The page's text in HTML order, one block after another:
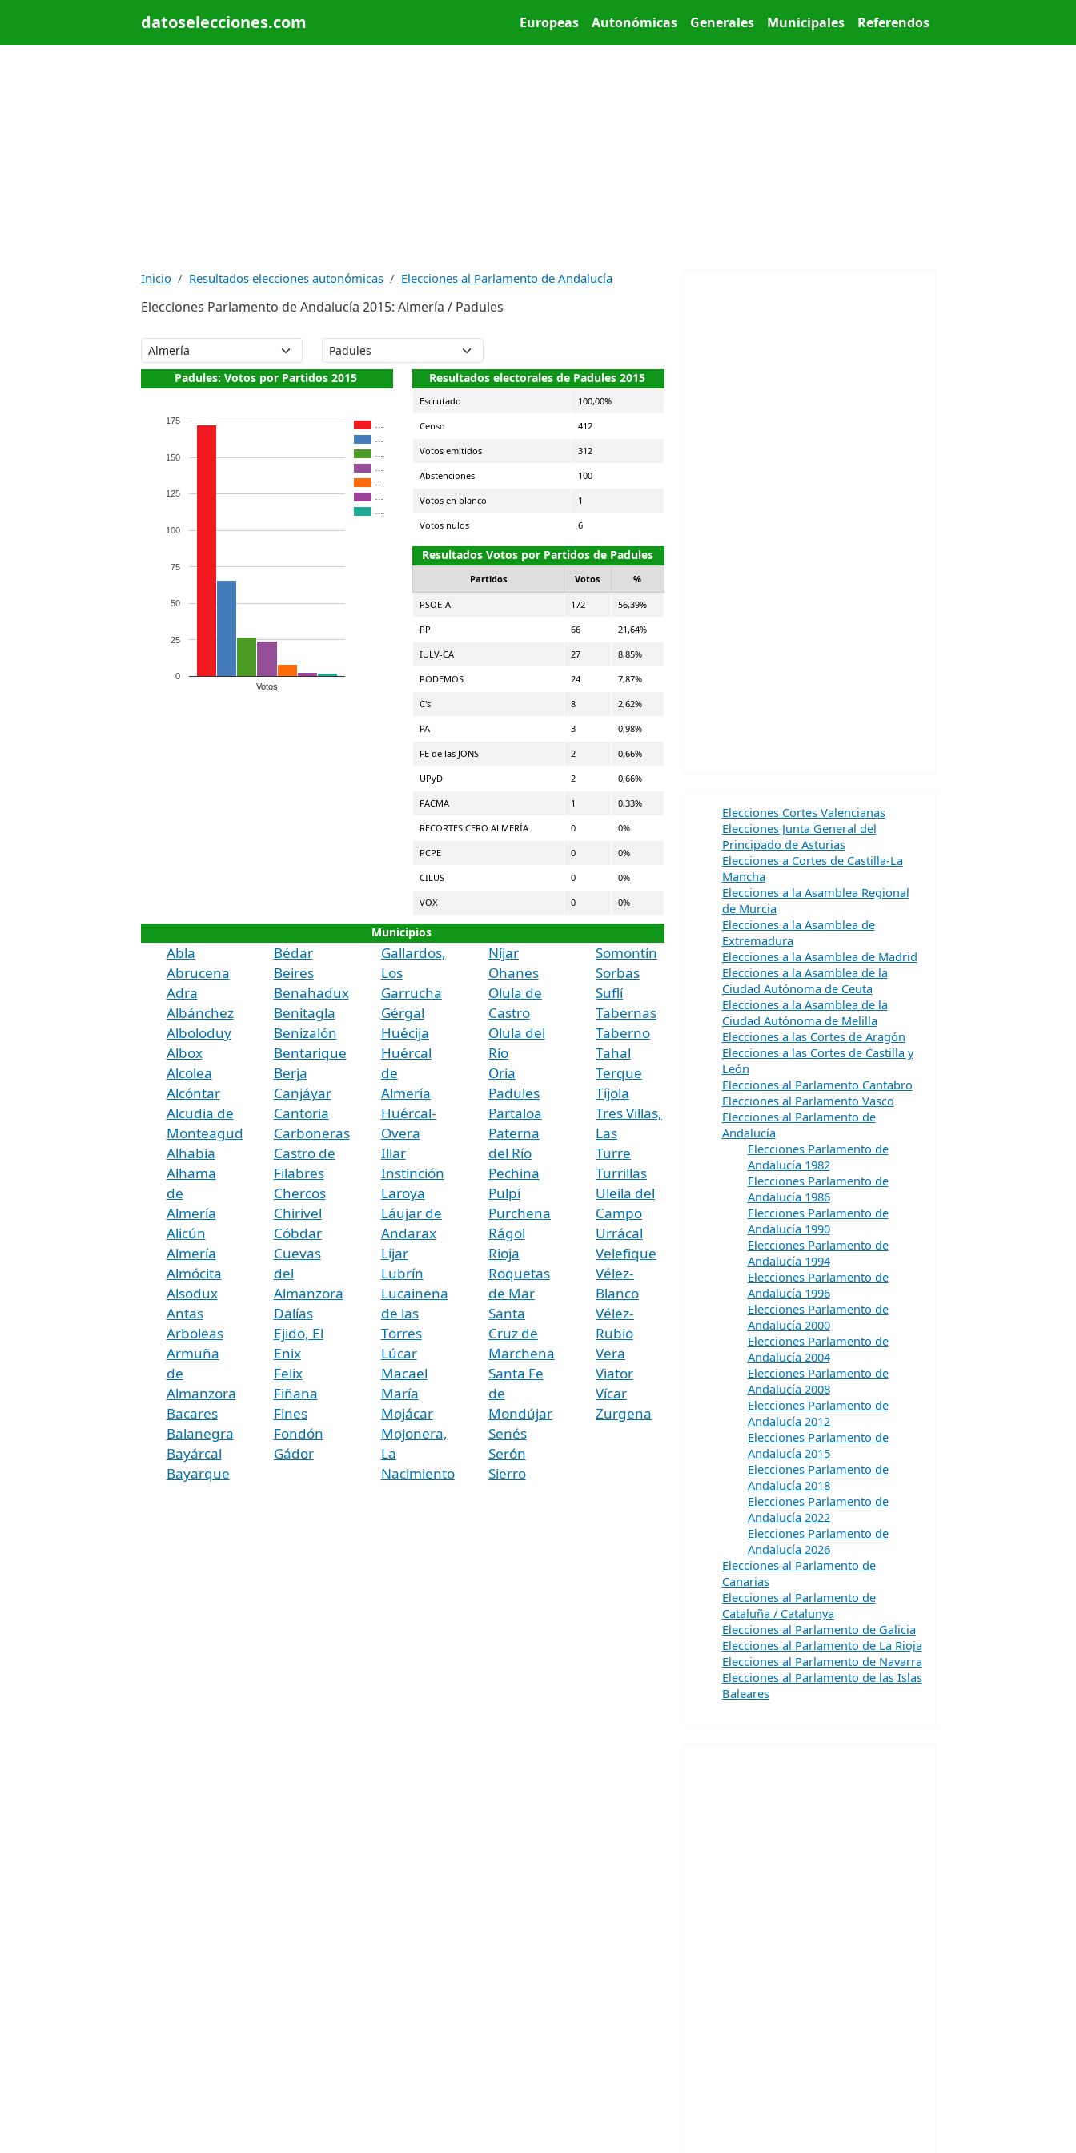
datoselecciones.com Main menu
Europeas Autonómicas Generales Municipales Referendos
Inicio Resultados elecciones autonómicas Elecciones al Parlamento de Andalucía
Elecciones Parlamento de Andalucía 2015: Almería / Padules
Padules: Votos por Partidos 2015
Votos
0
25
50
75
100
125
150
175
Resultados electorales de Padules 2015
Escrutado 100,00%
Censo 412
Votos emitidos 312
Abstenciones 100
Votos en blanco 1
Votos nulos 6
Resultados Votos por Partidos de Padules
Partidos Votos %
PSOE-A 172 56,39%
PP 66 21,64%
IULV-CA 27 8,85%
PODEMOS 24 7,87%
C's 8 2,62%
PA 3 0,98%
FE de las JONS 2 0,66%
UPyD 2 0,66%
PACMA 1 0,33%
RECORTES CERO ALMERÍA 0 0%
PCPE 0 0%
CILUS 0 0%
VOX 0 0%
Municipios
Abla
Abrucena
Adra
Albánchez
Alboloduy
Albox
Alcolea
Alcóntar
Alcudia de
Monteagud
Alhabia
Alhama
de
Almería
Alicún
Almería
Almócita
Alsodux
Antas
Arboleas
Armuña
de
Almanzora
Bacares
Balanegra
Bayárcal
Bayarque
Bédar
Beires
Benahadux
Benitagla
Benizalón
Bentarique
Berja
Canjáyar
Cantoria
Carboneras
Castro de
Filabres
Chercos
Chirivel
Cóbdar
Cuevas
del
Almanzora
Dalías
Ejido, El
Enix
Felix
Fiñana
Fines
Fondón
Gádor
Gallardos,
Los
Garrucha
Gérgal
Huécija
Huércal
de
Almería
Huércal-
Overa
Illar
Instinción
Laroya
Láujar de
Andarax
Líjar
Lubrín
Lucainena
de las
Torres
Lúcar
Macael
María
Mojácar
Mojonera,
La
Nacimiento
Níjar
Ohanes
Olula de
Castro
Olula del
Río
Oria
Padules
Partaloa
Paterna
del Río
Pechina
Pulpí
Purchena
Rágol
Rioja
Roquetas
de Mar
Santa
Cruz de
Marchena
Santa Fe
de
Mondújar
Senés
Serón
Sierro
Somontín
Sorbas
Suflí
Tabernas
Taberno
Tahal
Terque
Tíjola
Tres Villas,
Las
Turre
Turrillas
Uleila del
Campo
Urrácal
Velefique
Vélez-
Blanco
Vélez-
Rubio
Vera
Viator
Vícar
Zurgena
Elecciones Cortes Valencianas
Elecciones Junta General del
Principado de Asturias
Elecciones a Cortes de Castilla-La
Mancha
Elecciones a la Asamblea Regional
de Murcia
Elecciones a la Asamblea de
Extremadura
Elecciones a la Asamblea de Madrid
Elecciones a la Asamblea de la
Ciudad Autónoma de Ceuta
Elecciones a la Asamblea de la
Ciudad Autónoma de Melilla
Elecciones a las Cortes de Aragón
Elecciones a las Cortes de Castilla y
León
Elecciones al Parlamento Cantabro
Elecciones al Parlamento Vasco
Elecciones al Parlamento de
Andalucía
Elecciones Parlamento de
Andalucía 1982
Elecciones Parlamento de
Andalucía 1986
Elecciones Parlamento de
Andalucía 1990
Elecciones Parlamento de
Andalucía 1994
Elecciones Parlamento de
Andalucía 1996
Elecciones Parlamento de
Andalucía 2000
Elecciones Parlamento de
Andalucía 2004
Elecciones Parlamento de
Andalucía 2008
Elecciones Parlamento de
Andalucía 2012
Elecciones Parlamento de
Andalucía 2015
Elecciones Parlamento de
Andalucía 2018
Elecciones Parlamento de
Andalucía 2022
Elecciones Parlamento de
Andalucía 2026
Elecciones al Parlamento de
Canarias
Elecciones al Parlamento de
Cataluña / Catalunya
Elecciones al Parlamento de Galicia
Elecciones al Parlamento de La Rioja
Elecciones al Parlamento de Navarra
Elecciones al Parlamento de las Islas
Baleares